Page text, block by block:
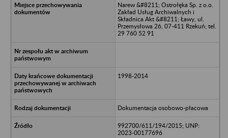
Narew &#8211; Ostrołęka Sp. z o.o.
Zakład Usług Archiwalnych i
Składnica Akt &#8211; Ławy, ul.
Przemysłowa 26, 07-411 Rzekuń; tel.
29 760 52 91
1998-2014
Dokumentacja osobowo-płacowa
992700/611/194/2015; UNP:
2023-00177696